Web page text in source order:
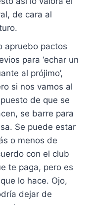
de cara al
apruebo pactos
para ‘echar un
al prójimo’,
si nos vamos al
de que se
se barre para
Se puede estar
o menos de
con el club
te paga, pero es
lo hace. Ojo,
dejar de